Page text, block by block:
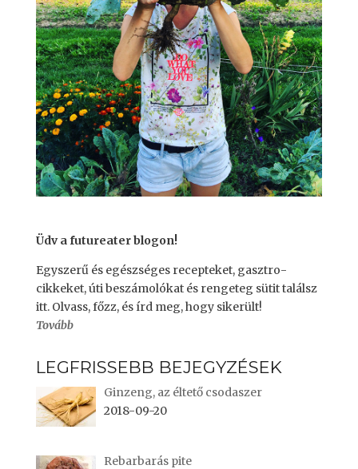
Üdv a futureater blogon!
Egyszerű és egészséges recepteket, gasztro-
cikkeket, úti beszámolókat és rengeteg sütit találsz
itt. Olvass, főzz, és írd meg, hogy sikerült!
Tovább
LEGFRISSEBB BEJEGYZÉSEK
Ginzeng, az éltető csodaszer
2018-09-20
Rebarbarás pite